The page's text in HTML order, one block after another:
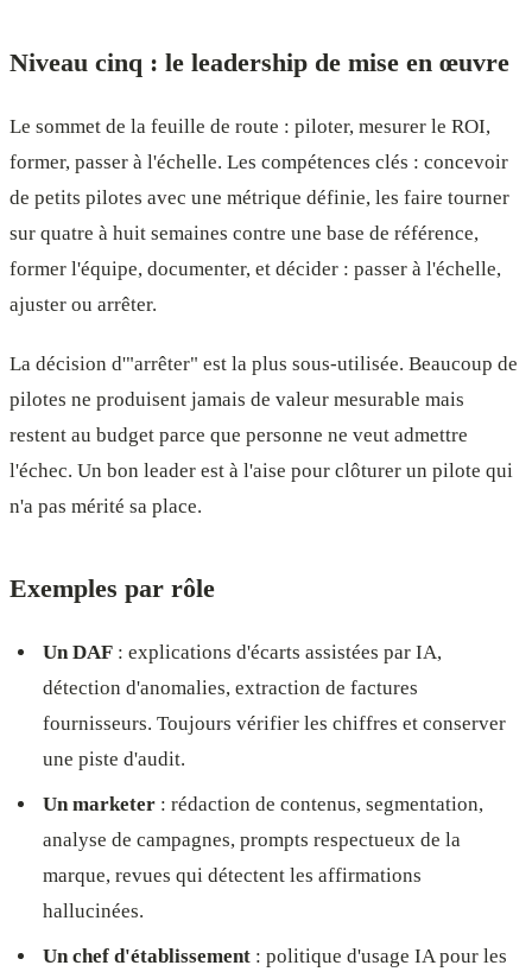
Niveau cinq : le leadership de mise en œuvre
Le sommet de la feuille de route : piloter, mesurer le ROI,
former, passer à l'échelle. Les compétences clés : concevoir
de petits pilotes avec une métrique définie, les faire tourner
sur quatre à huit semaines contre une base de référence,
former l'équipe, documenter, et décider : passer à l'échelle,
ajuster ou arrêter.
La décision d'"arrêter" est la plus sous-utilisée. Beaucoup de
pilotes ne produisent jamais de valeur mesurable mais
restent au budget parce que personne ne veut admettre
l'échec. Un bon leader est à l'aise pour clôturer un pilote qui
n'a pas mérité sa place.
Exemples par rôle
Un DAF : explications d'écarts assistées par IA,
détection d'anomalies, extraction de factures
fournisseurs. Toujours vérifier les chiffres et conserver
une piste d'audit.
Un marketer : rédaction de contenus, segmentation,
analyse de campagnes, prompts respectueux de la
marque, revues qui détectent les affirmations
hallucinées.
Un chef d'établissement : politique d'usage IA pour les